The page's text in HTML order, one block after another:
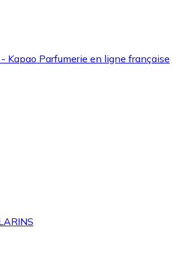
Kapao Parfumerie en ligne française